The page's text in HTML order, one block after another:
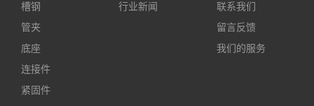
槽钢
管夹
底座
连接件
紧固件
行业新闻
联系我们
留言反馈
我们的服务